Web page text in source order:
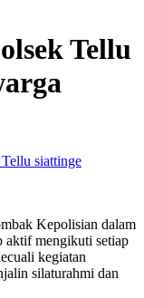
Tellu
Kepolisian dalam
aktif mengikuti setiap
kegiatan
silaturahmi dan